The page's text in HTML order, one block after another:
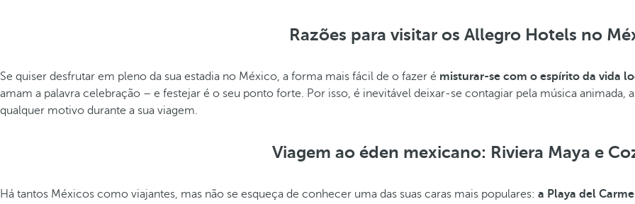
Razões para visitar os Allegro Hotels no
Se quiser desfrutar em pleno da sua estadia no México, a forma mais fácil de o fazer é misturar-se com o espírito da vida
amam a palavra celebração – e festejar é o seu ponto forte. Por isso, é inevitável deixar-se contagiar pela música animada,
qualquer motivo durante a sua viagem.
Viagem ao éden mexicano: Riviera Maya e
Há tantos Méxicos como viajantes, mas não se esqueça de conhecer uma das suas caras mais populares: a Playa del